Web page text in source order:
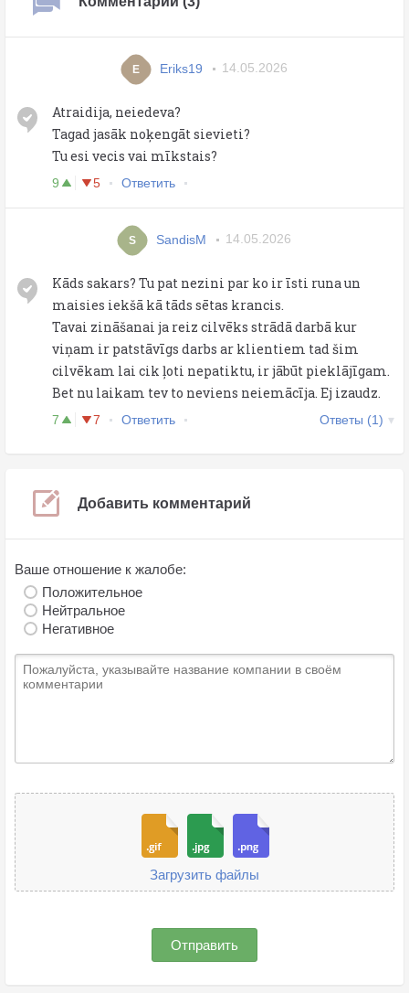
E Eriks19 14.05.2026
Atraidija, neiedeva?
Tagad jasāk noķengāt sievieti?
Tu esi vecis vai mīkstais?
9 5 Ответить
S SandisM 14.05.2026
Kāds sakars? Tu pat nezini par ko ir īsti runa un
maisies iekšā kā tāds sētas krancis.
Tavai zināšanai ja reiz cilvēks strādā darbā kur
viņam ir patstāvīgs darbs ar klientiem tad šim
cilvēkam lai cik ļoti nepatiktu, ir jābūt pieklājīgam.
Bet nu laikam tev to neviens neiemācīja. Ej izaudz.
7 7 Ответить Ответы (1)
Добавить комментарий
Ваше отношение к жалобе:
Положительное
Нейтральное
Негативное
Загрузить файлы
Отправить